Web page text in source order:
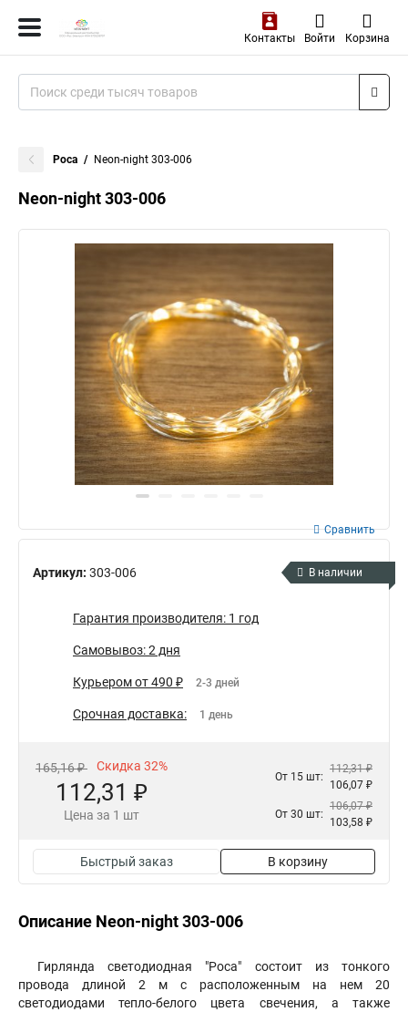
Контакты Войти Корзина
Роса Neon-night 303-006
Neon-night 303-006
Артикул: 303-006
Сравнить
В наличии
Гарантия производителя: 1 год
Самовывоз: 2 дня
Курьером от 490 ₽ 2-3 дней
Срочная доставка: 1 день
165,16 ₽ Скидка 32%
112,31 ₽
Цена за 1 шт
От 15 шт:
112,31 ₽
106,07 ₽
От 30 шт:
106,07 ₽
103,58 ₽
Быстрый заказ В корзину
Описание Neon-night 303-006
Гирлянда светодиодная "Роса" состоит из тонкого
провода длиной 2 м с расположенным на нем 20
светодиодами тепло-белого цвета свечения, а также